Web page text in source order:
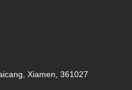
Xiamen, 361027